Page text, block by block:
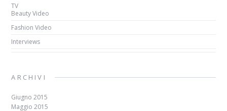
TV
Beauty Video
Fashion Video
Interviews
ARCHIVI
Giugno 2015
Maggio 2015